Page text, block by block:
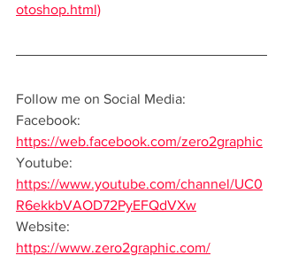
otoshop.html)
Follow me on Social Media:
Facebook:
https://web.facebook.com/zero2graphic
Youtube:
https://www.youtube.com/channel/UC0
R6ekkbVAOD72PyEFQdVXw
Website:
https://www.zero2graphic.com/